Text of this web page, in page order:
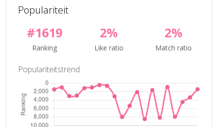
Populariteit
#1619
Ranking
2%
Like ratio
2%
Match ratio
Populariteitstrend